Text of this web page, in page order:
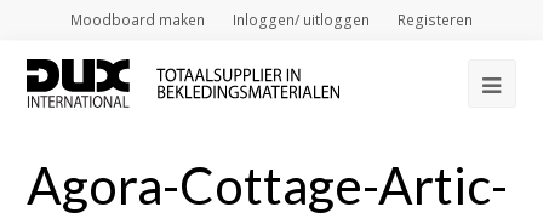
Moodboard maken Inloggen/ uitloggen Registeren
Agora-Cottage-Artic-